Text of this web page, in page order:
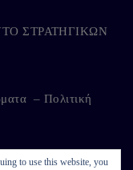
to use this website, you
ΣΤΡΑΤΗΓΙΚΩΝ
– Πολιτική